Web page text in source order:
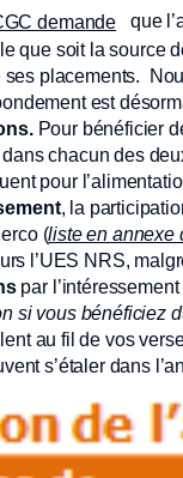
demande
que
que soit la source
placements.
est
Pour bénéficier
chacun des
pour
, la
(liste en annexe
l’UES NRS,
par
si vous bénéficiez
au fil de vos
s’étaler dans